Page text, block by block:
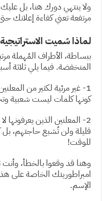
ولا ينتهي دورك هنا، بل
مرتفعة تعني كفاءة إعلانك
لماذا سُميت
ببساطة، الأطراف المُهملة
المنخفضة. فيما يلي ثلاثة
1- غير مرئية لكثير من
كونها كلمات ليست شعبية
2- المعلنين الذين
قليلة ولن تُشبع حاجتهم، بل
للوقت!
وهنا قد وقعوا بالخطأ،
امبراطوريتك الخاصة على
الإسم.